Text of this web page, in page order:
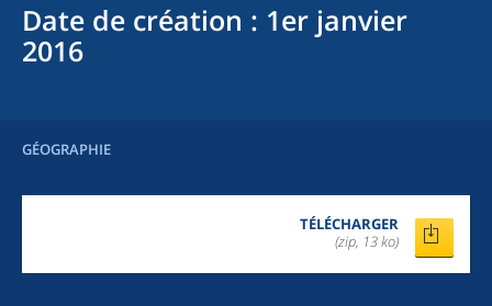
Date de création : 1er janvier
2016
GÉOGRAPHIE
TÉLÉCHARGER
(zip, 13 ko)